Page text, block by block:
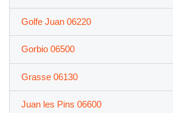
Golfe Juan 06220
Gorbio 06500
Grasse 06130
Juan les Pins 06600